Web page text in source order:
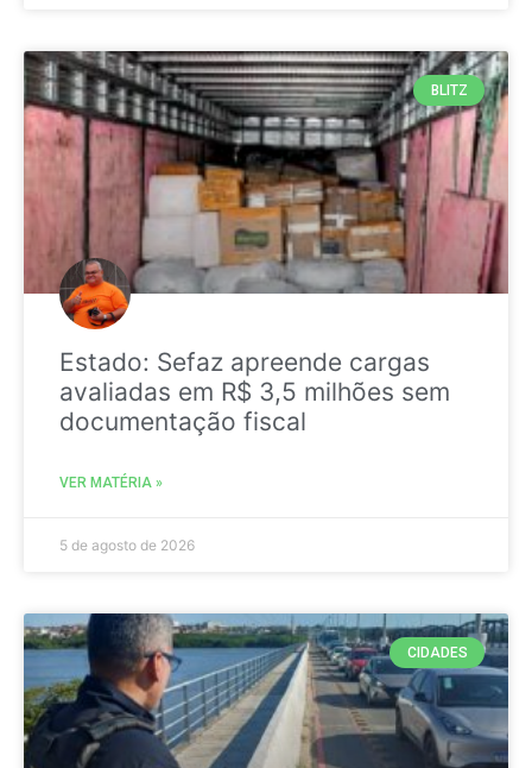
BLITZ
Estado: Sefaz apreende cargas
avaliadas em R$ 3,5 milhões sem
documentação fiscal
VER MATÉRIA »
5 de agosto de 2026
CIDADES